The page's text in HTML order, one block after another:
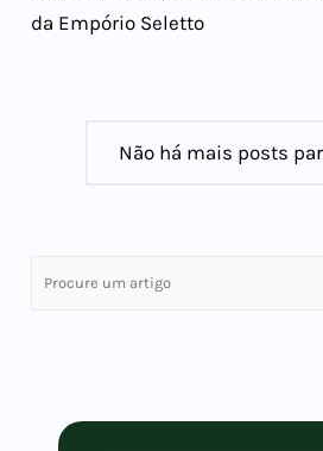
da Empório Seletto
Não há mais posts